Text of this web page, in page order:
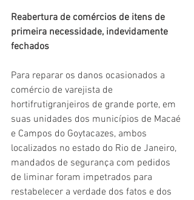
Reabertura de comércios de itens de
primeira necessidade, indevidamente
fechados
Para reparar os danos ocasionados a
comércio de varejista de
hortifrutigranjeiros de grande porte, em
suas unidades dos municípios de Macaé
e Campos do Goytacazes, ambos
localizados no estado do Rio de Janeiro,
mandados de segurança com pedidos
de liminar foram impetrados para
restabelecer a verdade dos fatos e dos